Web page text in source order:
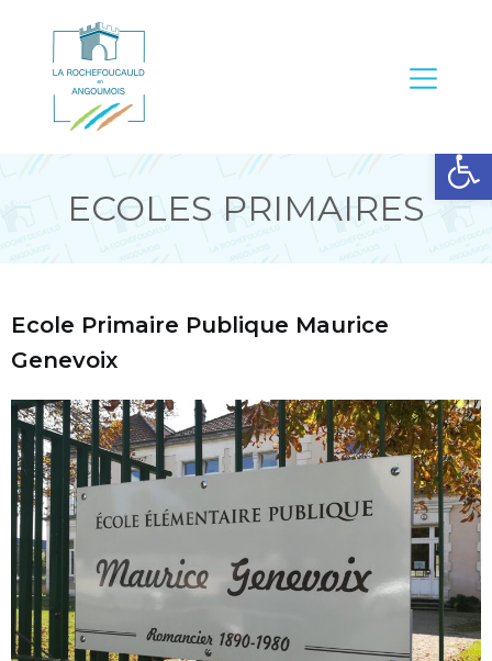
Ouvrir la barre d’outils
ECOLES PRIMAIRES
Ecole Primaire Publique Maurice
Genevoix